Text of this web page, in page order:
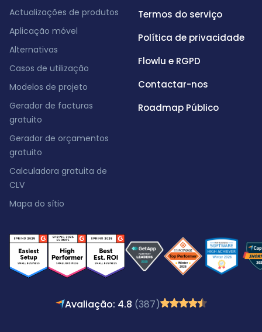
Actualizações de produtos
Aplicação móvel
Alternativas
Casos de utilização
Modelos de projeto
Gerador de facturas
gratuito
Gerador de orçamentos
gratuito
Calculadora gratuita de
CLV
Mapa do sítio
Termos do serviço
Política de privacidade
Flowlu e RGPD
Contactar-nos
Roadmap Público
Avaliação: 4.8 (387)